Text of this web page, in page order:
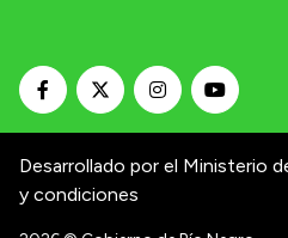
Desarrollado por el Ministerio
y condiciones